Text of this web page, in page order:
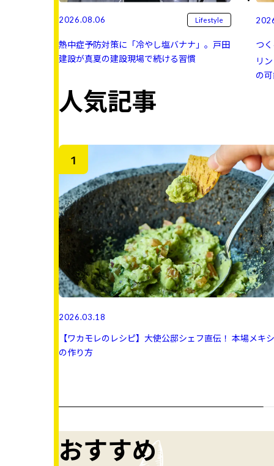
2026.08.06 Lifestyle
熱中症予防対策に「冷やし塩バナナ」。戸田
建設が真夏の建設現場で続ける習慣
つ
リ
の
人気記事
2026.03.18
【ワカモレのレシピ】大使公邸シェフ直伝！ 本場メキ
の作り方
おすすめ